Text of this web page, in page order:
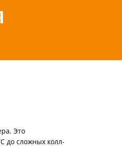
Это
до сложных колл-